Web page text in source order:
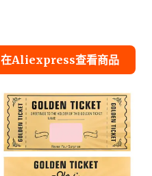
在Aliexpress查看商品